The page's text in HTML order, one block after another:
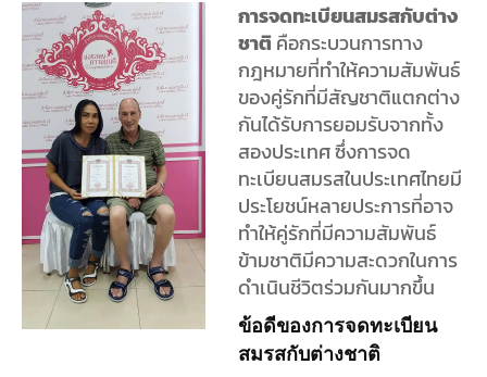
การจดทะเบียนสมรสกับต่าง
ชาติคือกระบวนการทาง
กฎหมายที่ทำให้ความสัมพันธ์
ของคู่รักที่มีสัญชาติแตกต่าง
กันได้รับการยอมรับจากทั้ง
สองประเทศ ซึ่งการจด
ทะเบียนสมรสในประเทศไทยมี
ประโยชน์หลายประการที่อาจ
ทำให้คู่รักที่มีความสัมพันธ์
ข้ามชาติมีความสะดวกในการ
ดำเนินชีวิตร่วมกันมากขึ้น
ข้อดีของการจดทะเบียน
สมรสกับต่างชาติ